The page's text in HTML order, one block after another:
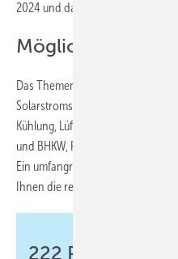
2024 und das anstehende
Möglichst hohe
Das Themenspektrum des
Solarstromspeicher,
Kühlung, Lüftung und
und BHKW, Preisinformationen,
Ein umfangreiches
Ihnen die regionale Suche und
222 Praxistipps